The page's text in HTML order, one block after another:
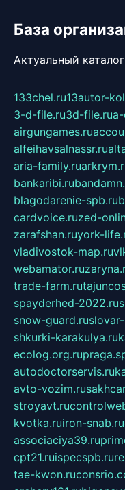
База
Актуальный
133chel.ru13autor-
3-d-file.ru3d-file.ru
airgungames.ru
alfeihavsalnassr.ru
aria-family.ru
bankaribi.ru
blagodarenie-spb.ru
cardvoice.ruzed-
zarafshan.ruyork-
vladivostok-map.ru
webamator.ru
trade-farm.ru
spayderhed-2022.ru
snow-guard.ru
shkurki-karakulya.ru
ecolog.org.ru
autodoctorservis.ru
avto-vozim.ru
stroyavt.ru
kvotka.ruiron-snab.ru
associaciya39.ru
cpt21.ruispecspb.ru
tae-kwon.ru